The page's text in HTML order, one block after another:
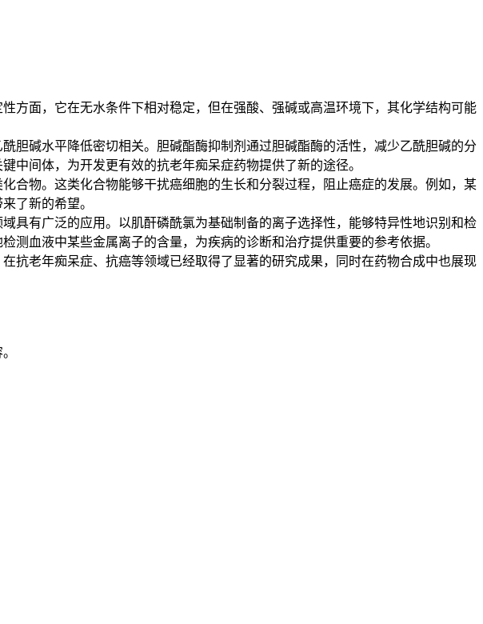
方面，它在无水条件下相对稳定，但在强酸、强碱或高温环境下，其化学结构可能
碱水平降低密切相关。胆碱酯酶抑制剂通过胆碱酯酶的活性，减少乙酰胆碱的分
中间体，为开发更有效的抗老年痴呆症药物提供了新的途径。
物。这类化合物能够干扰癌细胞的生长和分裂过程，阻止癌症的发展。例如，某
了新的希望。
有广泛的应用。以肌酐磷酰氯为基础制备的离子选择性，能够特异性地识别和检
血液中某些金属离子的含量，为疾病的诊断和治疗提供重要的参考依据。
老年痴呆症、抗癌等领域已经取得了显著的研究成果，同时在药物合成中也展现